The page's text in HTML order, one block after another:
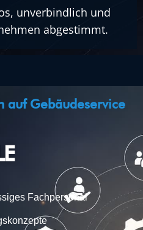
unverbindlich und
abgestimmt.
auf Gebäudeservice
Fachpersonal